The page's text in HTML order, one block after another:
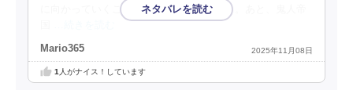
に向かっていくことが書かれて本当に好き。あと、鬼人帝
Mario365 2025年11月08日
1 人がナイス！しています